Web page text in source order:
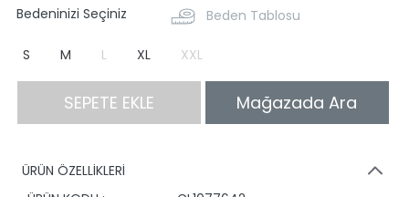
Bedeninizi Seçiniz Beden Tablosu
S M L XL XXL
SEPETE EKLE Mağazada Ara
ÜRÜN ÖZELLİKLERİ